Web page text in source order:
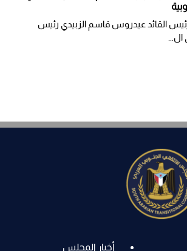
القائد عيدروس قاسم الزبيدي رئيس
أخبار المجلس